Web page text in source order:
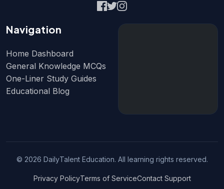
Navigation
Home Dashboard
General Knowledge MCQs
One-Liner Study Guides
Educational Blog
© 2026 DailyTalent Education. All learning rights reserved.
Privacy PolicyTerms of ServiceContact Support